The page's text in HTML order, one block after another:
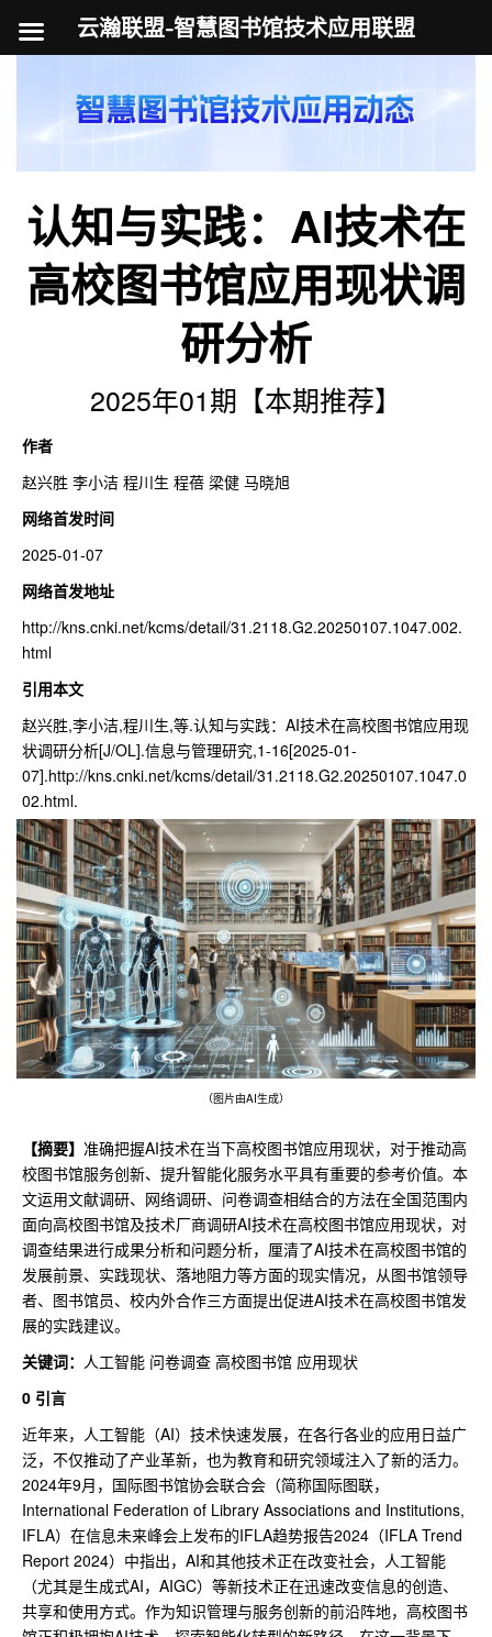
认知与实践：AI技术在
高校图书馆应用现状调
研分析
2025年01期【本期推荐】
作者
赵兴胜 李小洁 程川生 程蓓 梁健 马晓旭
网络首发时间
2025-01-07
网络首发地址
http://kns.cnki.net/kcms/detail/31.2118.G2.20250107.1047.002.
html
引用本文
赵兴胜,李小洁,程川生,等.认知与实践：AI技术在高校图书馆应用现
状调研分析[J/OL].信息与管理研究,1-16[2025-01-
07].http://kns.cnki.net/kcms/detail/31.2118.G2.20250107.1047.0
02.html.
（图片由AI生成）
【摘要】 准确把握AI技术在当下高校图书馆应用现状，对于推动高
校图书馆服务创新、提升智能化服务水平具有重要的参考价值。本
文运用文献调研、网络调研、问卷调查相结合的方法在全国范围内
面向高校图书馆及技术厂商调研AI技术在高校图书馆应用现状，对
调查结果进行成果分析和问题分析，厘清了AI技术在高校图书馆的
发展前景、实践现状、落地阻力等方面的现实情况，从图书馆领导
者、图书馆员、校内外合作三方面提出促进AI技术在高校图书馆发
展的实践建议。
关键词： 人工智能 问卷调查 高校图书馆 应用现状
0 引言
近年来，人工智能（AI）技术快速发展，在各行各业的应用日益广
泛，不仅推动了产业革新，也为教育和研究领域注入了新的活力。
2024年9月，国际图书馆协会联合会（简称国际图联，
International Federation of Library Associations and Institutions,
IFLA）在信息未来峰会上发布的IFLA趋势报告2024（IFLA Trend
Report 2024）中指出，AI和其他技术正在改变社会，人工智能
（尤其是生成式AI，AIGC）等新技术正在迅速改变信息的创造、
共享和使用方式。作为知识管理与服务创新的前沿阵地，高校图书
云瀚联盟-智慧图书馆技术应用联盟